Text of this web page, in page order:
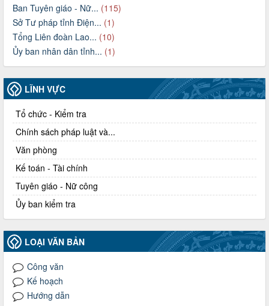
Ban Tuyên giáo - Nữ... (115)
Sở Tư pháp tỉnh Điện... (1)
Tổng Liên đoàn Lao... (10)
Ủy ban nhân dân tỉnh... (1)
LĨNH VỰC
Tổ chức - Kiểm tra
Chính sách pháp luật và...
Văn phòng
Kế toán - Tài chính
Tuyên giáo - Nữ công
Ủy ban kiểm tra
LOẠI VĂN BẢN
Công văn
Kế hoạch
Hướng dẫn